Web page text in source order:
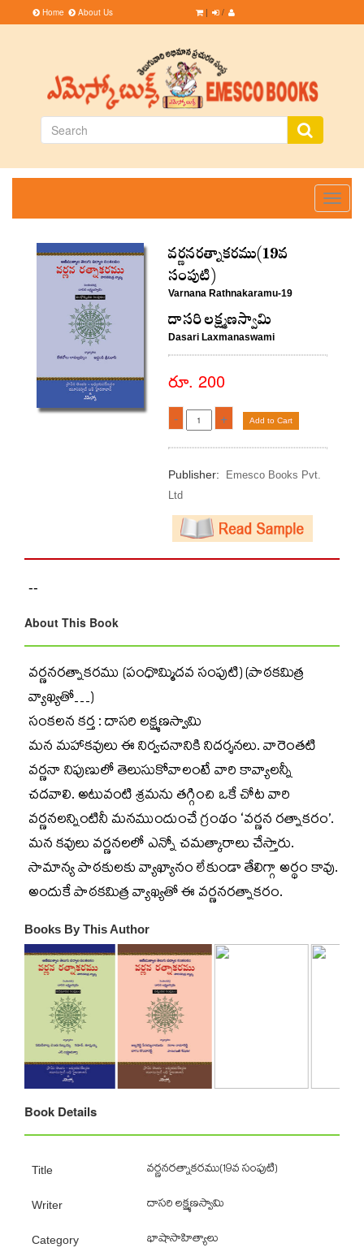
Home About Us | /
Toggle
వర్ణనరత్నాకరము(19వ
సంపుటి)
Varnana Rathnakaramu-19
దాసరి లక్ష్మణస్వామి
Dasari Laxmanaswami
రూ. 200
- + Add to Cart
Publisher:
Emesco Books Pvt.
Ltd
--
About This Book
వర్ణనరత్నాకరము (పంధొమ్మిదవ సంపుటి) (పాఠకమిత్ర
వ్యాఖ్యతో…)
సంకలన కర్త : దాసరి లక్ష్మణస్వామి
మన మహాకవులు ఈ నిర్వచనానికి నిదర్శనలు. వారెంతటి
వర్ణనా నిపుణులో తెలుసుకోవాలంటే వారి కావ్యాలన్నీ
చదవాలి. అటువంటి శ్రమను తగ్గించి ఒకే చోట వారి
వర్ణనలన్నింటినీ మనముందుంచే గ్రంథం ‘వర్ణన రత్నాకరం’.
మన కవులు వర్ణనలలో ఎన్నో చమత్కారాలు చేస్తారు.
సామాన్య పాఠకులకు వ్యాఖ్యానం లేకుండా తేలిగ్గా అర్థం కావు.
అందుకే పాఠకమిత్ర వ్యాఖ్యతో ఈ వర్ణనరత్నాకరం.
Books By This Author
Book Details
Title వర్ణనరత్నాకరము(19వ సంపుటి)
Writer దాసరి లక్ష్మణస్వామి
Category భాషాసాహిత్యాలు